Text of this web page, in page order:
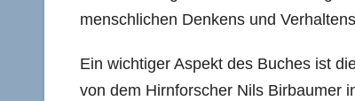
menschlichen Denkens und
Ein wichtiger Aspekt des Buches ist
von dem Hirnforscher Nils Birbaumer